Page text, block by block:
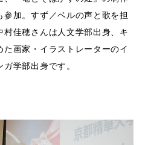
加。すず／ベルの声と歌を担
村佳穂さんは人文学部出身、キ
た画家・イラストレーターのイ
学部出身です。